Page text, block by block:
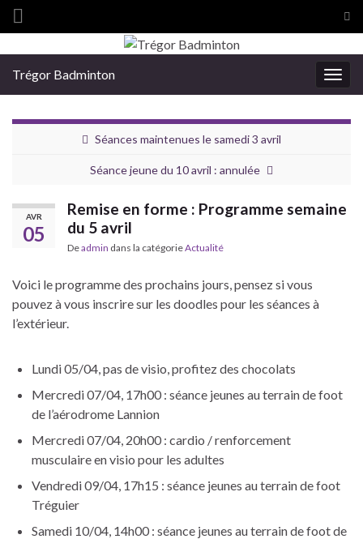
Search for:
Trégor Badminton
Séances maintenues le samedi 3 avril
Séance jeune du 10 avril : annulée
AVR
05
Remise en forme : Programme semaine
du 5 avril
Deadmin dans la catégorieActualité
Voici le programme des prochains jours, pensez si vous
pouvez à vous inscrire sur les doodles pour les séances à
l’extérieur.
Lundi 05/04, pas de visio, profitez des chocolats
Mercredi 07/04, 17h00 : séance jeunes au terrain de foot
de l’aérodrome Lannion
Mercredi 07/04, 20h00 : cardio / renforcement
musculaire en visio pour les adultes
Vendredi 09/04, 17h15 : séance jeunes au terrain de foot
Tréguier
Samedi 10/04, 14h00 : séance jeunes au terrain de foot de